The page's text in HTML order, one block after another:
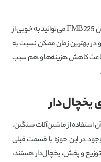
با به‌کارگیری ردیاب ماشین‌آلات سنگین معدن FMB225 می‌توانید به خوبی از
در بهترین زمان ممکن نسبت به
کاهش هزینه‌ها و هم سبب
استفاده از ماشین‌آلات سنگین،
در این حوزه با قسمت قبلی
و پخش، یخچال‌دار هستند،